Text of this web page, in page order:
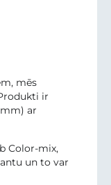
mēs
ir
ar
Color-mix,
un to var